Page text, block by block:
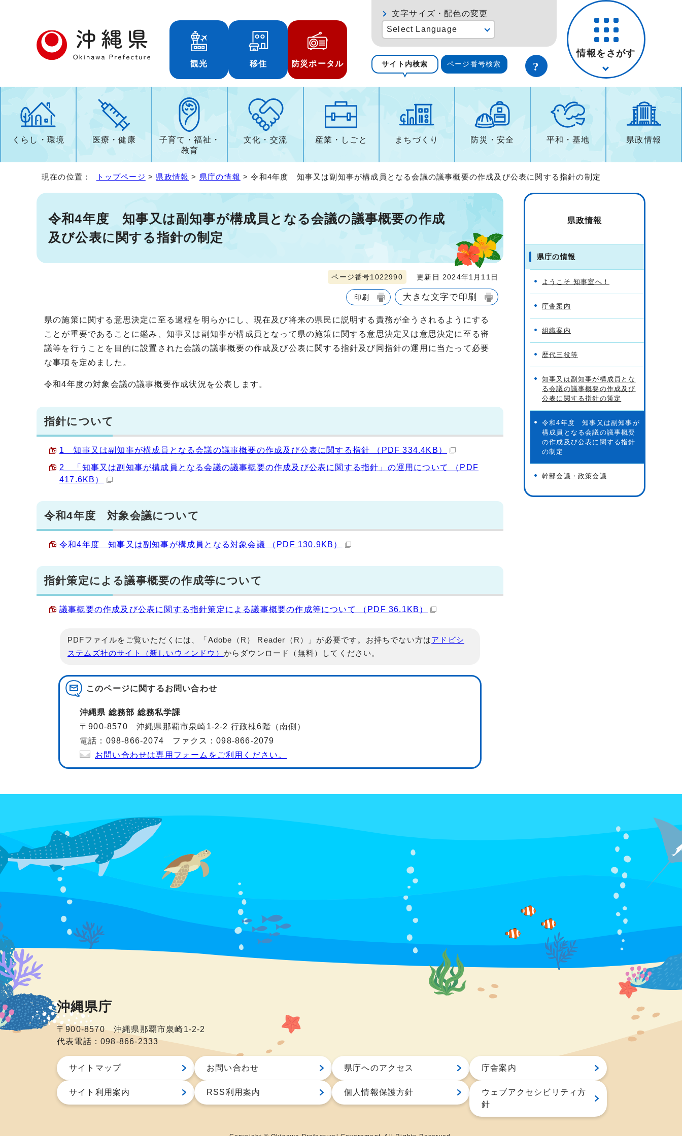
観光 移住 防災ポータル
文字サイズ・配色の変更
Select Language
サイト内検索 ページ番号検索
情報をさがす
くらし・環境 医療・健康
子育て・福祉・
教育
文化・交流 産業・しごと まちづくり 防災・安全 平和・基地 県政情報
現在の位置： トップページ > 県政情報 > 県庁の情報 > 令和4年度 知事又は副知事が構成員となる会議の議事概要の作成及び公表に関する指針の制定
令和4年度 知事又は副知事が構成員となる会議の議事概要の作成
及び公表に関する指針の制定
ページ番号1022990 更新日 2024年1月11日
印刷 大きな文字で印刷
県の施策に関する意思決定に至る過程を明らかにし、現在及び将来の県民に説明する責務が全うされるようにする
ことが重要であることに鑑み、知事又は副知事が構成員となって県の施策に関する意思決定又は意思決定に至る審
議等を行うことを目的に設置された会議の議事概要の作成及び公表に関する指針及び同指針の運用に当たって必要
な事項を定めました。
令和4年度の対象会議の議事概要作成状況を公表します。
指針について
1 知事又は副知事が構成員となる会議の議事概要の作成及び公表に関する指針 （PDF 334.4KB）
2 「知事又は副知事が構成員となる会議の議事概要の作成及び公表に関する指針」の運用について （PDF
417.6KB）
令和4年度 対象会議について
令和4年度 知事又は副知事が構成員となる対象会議 （PDF 130.9KB）
指針策定による議事概要の作成等について
議事概要の作成及び公表に関する指針策定による議事概要の作成等について （PDF 36.1KB）
PDFファイルをご覧いただくには、「Adobe（R） Reader（R）」が必要です。お持ちでない方はアドビシ
ステムズ社のサイト（新しいウィンドウ） からダウンロード（無料）してください。
このページに関するお問い合わせ
沖縄県 総務部 総務私学課
〒900-8570 沖縄県那覇市泉崎1-2-2 行政棟6階（南側）
電話：098-866-2074 ファクス：098-866-2079
お問い合わせは専用フォームをご利用ください。
県政情報
県庁の情報
ようこそ 知事室へ！
庁舎案内
組織案内
歴代三役等
知事又は副知事が構成員とな
る会議の議事概要の作成及び
公表に関する指針の策定
令和4年度 知事又は副知事が
構成員となる会議の議事概要
の作成及び公表に関する指針
の制定
幹部会議・政策会議
沖縄県庁
〒900-8570 沖縄県那覇市泉崎1-2-2
代表電話：098-866-2333
サイトマップ お問い合わせ 県庁へのアクセス 庁舎案内
サイト利用案内 RSS利用案内 個人情報保護方針
ウェブアクセシビリティ方
針